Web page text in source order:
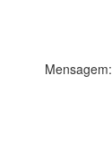
Mensagem: